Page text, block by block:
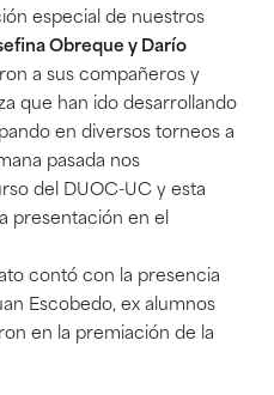
especial de nuestros
Obreque y Darío
a sus compañeros y
que han ido desarrollando
en diversos torneos a
pasada nos
del DUOC-UC y esta
presentación en el
contó con la presencia
Escobedo, ex alumnos
en la premiación de la